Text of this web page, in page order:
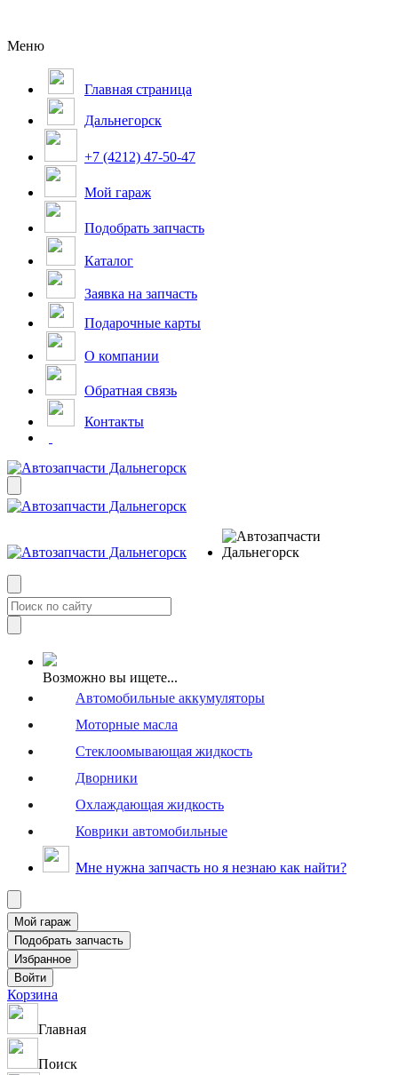
Меню
Главная страница
Дальнегорск
+7 (4212) 47-50-47
Мой гараж
Подобрать запчасть
Каталог
Заявка на запчасть
Подарочные карты
О компании
Обратная связь
Контакты
Возможно вы ищете...
Автомобильные аккумуляторы
Моторные масла
Стеклоомывающая жидкость
Дворники
Охлаждающая жидкость
Коврики автомобильные
Мне нужна запчасть но я незнаю как найти?
Корзина
Главная
Поиск